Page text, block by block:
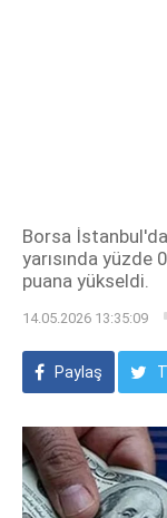
Borsa
yarısında
puana yükseldi.
14.05.2026 13:35:09
Paylaş